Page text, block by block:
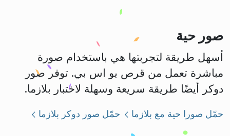
صور حية
أسهل طريقة لتجربتها هي باستخدام صورة
مباشرة تعمل من قرص يو اس بي. توفر صور
دوكر أيضًا طريقة سريعة وسهلة لاختبار بلازما.
حمّل صورا حية مع بلازما حمّل صور دوكر بلازما